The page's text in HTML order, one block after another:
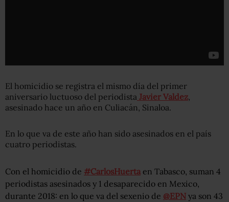
El homicidio se registra el mismo día del primer
aniversario luctuoso del periodista Javier Valdez
asesinado hace un año en Culiacán, Sinaloa.
En lo que va de este año han sido asesinados en el país
cuatro periodistas.
Con el homicidio de #CarlosHuerta en Tabasco, suman 4
periodistas asesinados y 1 desaparecido en Mexico,
durante 2018: en lo que va del sexenio de @EPN ya son 43